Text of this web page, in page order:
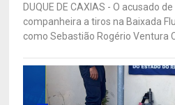
DUQUE DE CAXIAS - O acusado
companheira a tiros na Baixada
como Sebastião Rogério Ventura